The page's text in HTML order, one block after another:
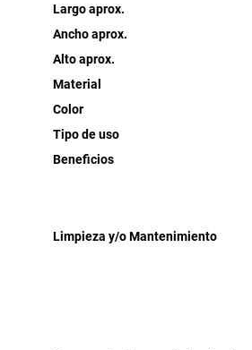
Largo aprox.
Ancho aprox.
Alto aprox.
Material
Color
Tipo de uso
Beneficios
Limpieza y/o Mantenimiento